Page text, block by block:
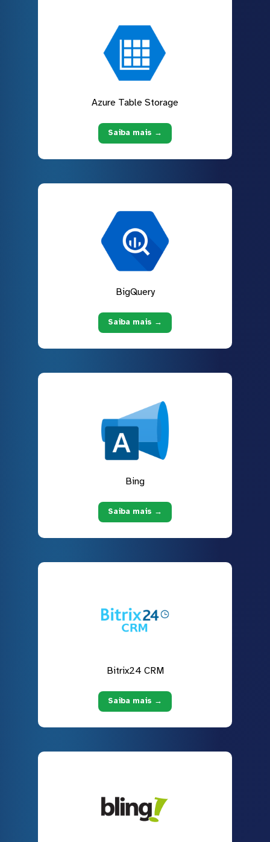
Azure Table Storage
Saiba mais →
BigQuery
Saiba mais →
Bing
Saiba mais →
Bitrix24 CRM
Saiba mais →